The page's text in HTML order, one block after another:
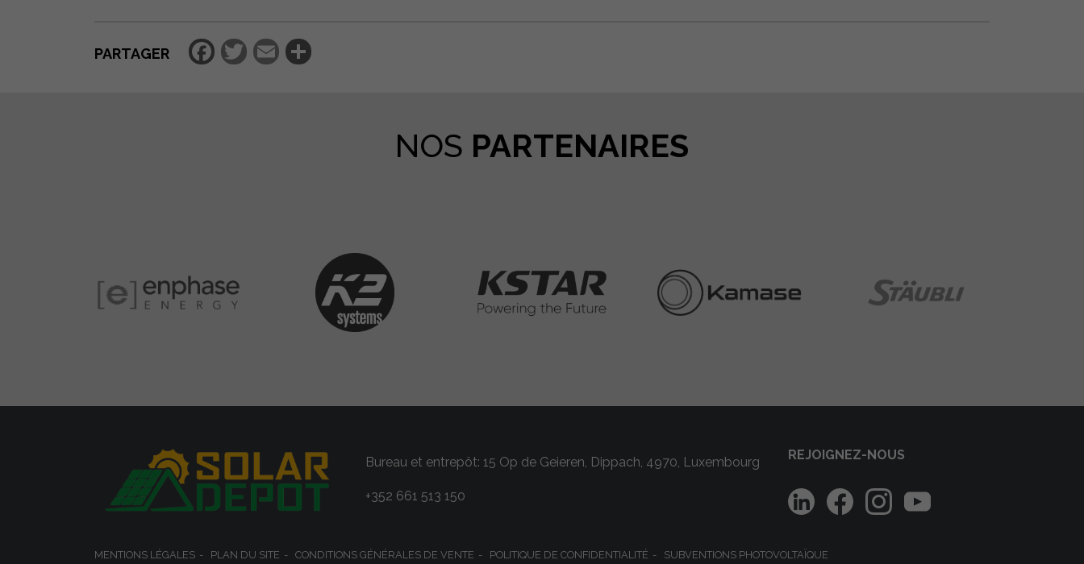
PARTAGER Facebook
Twitter
Email
NOS PARTENAIRES
Bureau et entrepôt: 15 Op de Geieren, Dippach, 4970, Luxembourg
+352 661 513 150
REJOIGNEZ-NOUS
MENTIONS LÉGALES PLAN DU SITE CONDITIONS GÉNÉRALES DE VENTE POLITIQUE DE CONFIDENTIALITÉ SUBVENTIONS PHOTOVOLTAÏQUE